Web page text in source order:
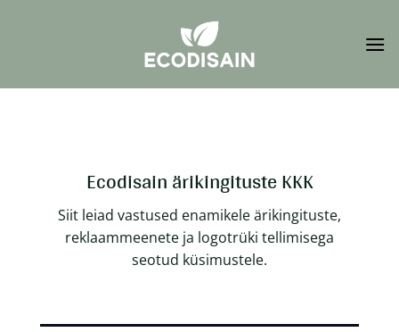
Ecodisain ärikingituste KKK
Siit leiad vastused enamikele ärikingituste,
reklaammeenete ja logotrüki tellimisega
seotud küsimustele.